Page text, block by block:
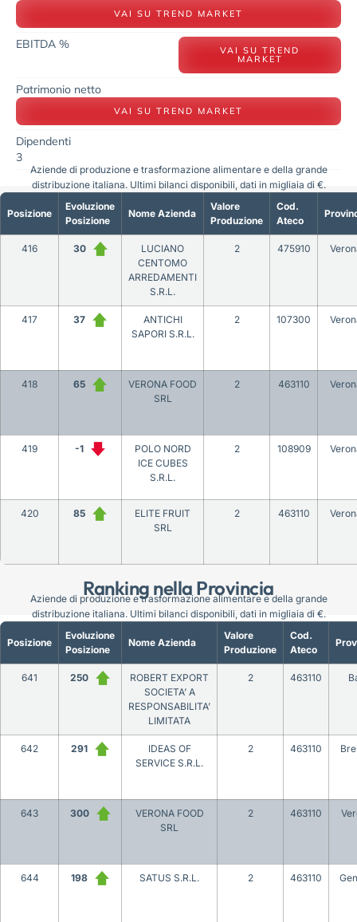
VAI SU TREND MARKET
EBITDA % VAI SU TREND
MARKET
Patrimonio netto
VAI SU TREND MARKET
Dipendenti
3
Ranking nella Provincia
Posizione
Evoluzione
Posizione
Nome Azienda
Valore
Produzione
Cod.
Ateco
416 30
LUCIANO
CENTOMO
ARREDAMENTI
S.R.L.
2 475910
417 37
ANTICHI
SAPORI S.R.L.
2 107300
418 65
VERONA FOOD
SRL
2 463110
419 -1
POLO NORD
ICE CUBES
S.R.L.
2 108909
420 85
ELITE FRUIT
SRL
2 463110
Aziende di produzione e trasformazione alimentare e della grande
distribuzione italiana. Ultimi bilanci disponibili, dati in migliaia di €.
Posizione
Evoluzione
Posizione
Nome Azienda
Valore
Produzione
Cod.
Ateco
641 250
ROBERT EXPORT
SOCIETA’ A
RESPONSABILITA’
LIMITATA
2 463110
642 291
IDEAS OF
SERVICE S.R.L.
2 463110
643 300
VERONA FOOD
SRL
2 463110
644 198 SATUS S.R.L. 2 463110
Aziende di produzione e trasformazione alimentare e della grande
distribuzione italiana. Ultimi bilanci disponibili, dati in migliaia di €.